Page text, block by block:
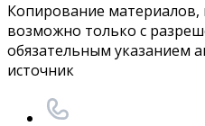
Копирование материалов,
возможно только с
обязательным указанием
источник